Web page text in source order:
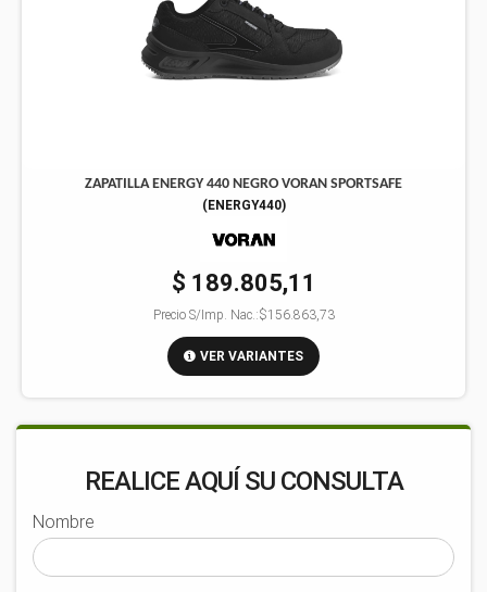
ZAPATILLA ENERGY 440 NEGRO VORAN SPORTSAFE
( ENERGY440)
$ 189.805,11
Precio S/Imp. Nac.:$156.863,73
VER VARIANTES
REALICE AQUÍ SU CONSULTA
Nombre